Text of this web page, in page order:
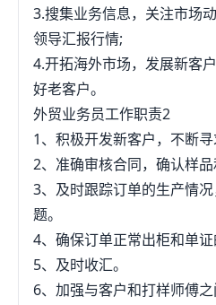
3.搜集业务信息，关注市场
领导汇报行情;
4.开拓海外市场，发展新客
好老客户。
外贸业务员工作职责2
1、积极开发新客户，不断寻
2、准确审核合同，确认样品
3、及时跟踪订单的生产情
题。
4、确保订单正常出柜和单证
5、及时收汇。
6、加强与客户和打样师傅